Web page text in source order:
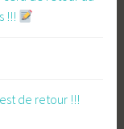
!!!
de retour !!!